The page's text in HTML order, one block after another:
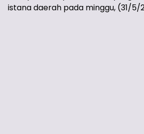
istana daerah pada minggu, (31/5/